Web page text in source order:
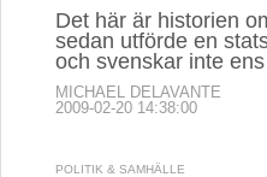
Det här är historien
sedan utförde en
och svenskar inte
MICHAEL DELAVANTE
2009-02-20 14:38:00
POLITIK & SAMHÄLLE